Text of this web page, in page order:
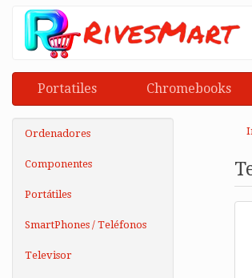
Portatiles Chromebooks
Ordenadores
Componentes
Portátiles
SmartPhones / Teléfonos
Televisor